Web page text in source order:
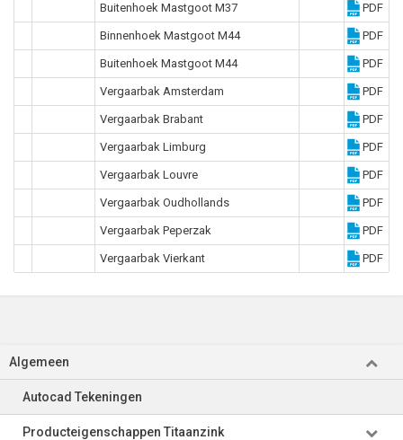
Buitenhoek Mastgoot M37 PDF
Binnenhoek Mastgoot M44 PDF
Buitenhoek Mastgoot M44 PDF
Vergaarbak Amsterdam PDF
Vergaarbak Brabant PDF
Vergaarbak Limburg PDF
Vergaarbak Louvre PDF
Vergaarbak Oudhollands PDF
Vergaarbak Peperzak PDF
Vergaarbak Vierkant PDF
Algemeen
Autocad Tekeningen
Producteigenschappen Titaanzink